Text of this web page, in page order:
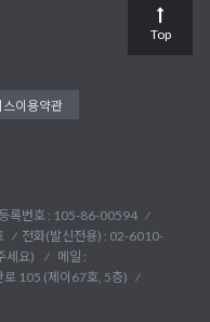
스이용약관
록번호 : 105-86-00594
전화(발신전용) : 02-6010-
세요)
메일 :
로 105 (제이67호, 5층)
Top